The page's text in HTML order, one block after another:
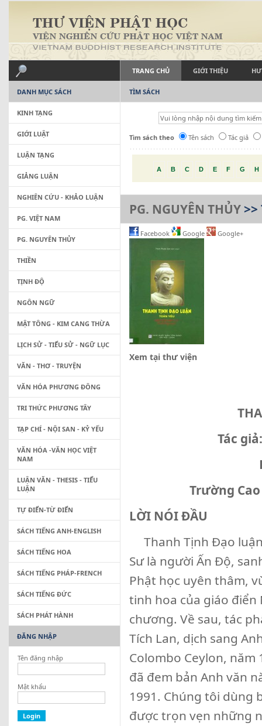
TRANG CHỦ GIỚI THIỆU
TÌM SÁCH
Tìm sách theo Tên sách Tác giả
A B C D E F G H
PG. NGUYÊN THỦY
Facebook Google Google+
Xem tại thư viện
Tác
Trường
LỜI NÓI ĐẦU
Thanh Tịnh Đạo
Sư là người Ấn Độ,
Phật học uyên thâm,
tinh hoa của giáo
chương. Về sau, tác
Tích Lan, dịch sang
Colombo Ceylon, năm
đã đem bản Anh văn
1991. Chúng tôi dùng
được trọn vẹn những
DANH MỤC SÁCH
KINH TẠNG
GIỚI LUẬT
LUẬN TẠNG
GIẢNG LUẬN
NGHIÊN CỨU - KHẢO LUẬN
PG. VIỆT NAM
PG. NGUYÊN THỦY
THIỀN
TỊNH ĐỘ
NGÔN NGỮ
MẬT TÔNG - KIM CANG THỪA
LỊCH SỬ - TIỂU SỬ - NGỮ LỤC
VĂN - THƠ - TRUYỆN
VĂN HÓA PHƯƠNG ĐÔNG
TRI THỨC PHƯƠNG TÂY
TẠP CHÍ - NỘI SAN - KỶ YẾU
VĂN HÓA -VĂN HỌC VIỆT
NAM
LUẬN VĂN - THESIS - TIỂU
LUẬN
TỰ ĐIỂN-TỪ ĐIỂN
SÁCH TIẾNG ANH-ENGLISH
SÁCH TIẾNG HOA
SÁCH TIẾNG PHÁP-FRENCH
SÁCH TIẾNG ĐỨC
SÁCH PHÁT HÀNH
ĐĂNG NHẬP
Tên đăng nhập
Mật khẩu